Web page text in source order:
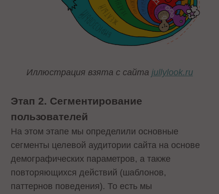
Иллюстрация взята с сайта jullylook.ru
Этап 2. Сегментирование
пользователей
На этом этапе мы определили основные
сегменты целевой аудитории сайта на основе
демографических параметров, а также
повторяющихся действий (шаблонов,
паттернов поведения). То есть мы